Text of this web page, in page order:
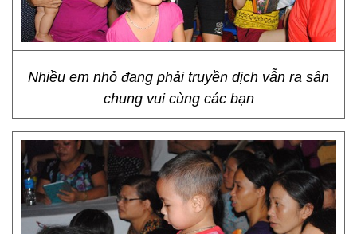
Nhiều em nhỏ đang phải truyền dịch vẫn ra sân
chung vui cùng các bạn